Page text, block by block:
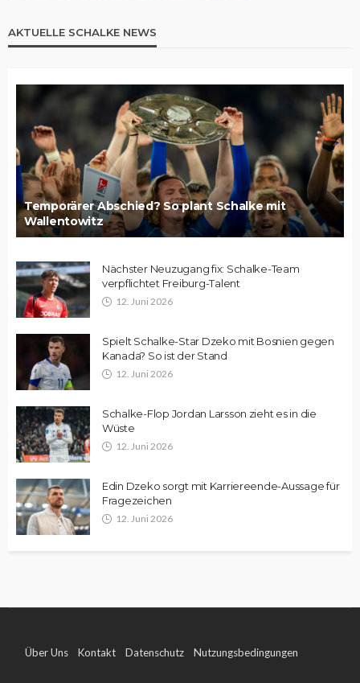
AKTUELLE SCHALKE NEWS
Temporärer Abschied? So plant Schalke mit
Wallentowitz
Nächster Neuzugang fix: Schalke-Team
verpflichtet Freiburg-Talent
12. Juni 2026
Spielt Schalke-Star Dzeko mit Bosnien gegen
Kanada? So ist der Stand
12. Juni 2026
Schalke-Flop Jordan Larsson zieht es in die
Wüste
12. Juni 2026
Edin Dzeko sorgt mit Karriereende-Aussage für
Fragezeichen
12. Juni 2026
Über Uns Kontakt Datenschutz Nutzungsbedingungen